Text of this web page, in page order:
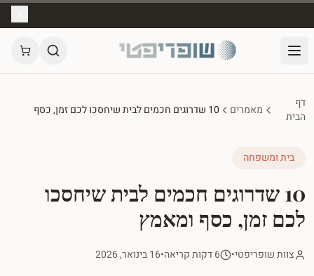
דף
הבית
מאמרים
10 שדרוגים חכמים לבית שיחסכו לכם זמן, כסף
בית ומשפחה
10 שדרוגים חכמים לבית שיחסכו
לכם זמן, כסף ומאמץ
צוות שופריפטי• 6 דקות קריאה •16 בינואר, 2026